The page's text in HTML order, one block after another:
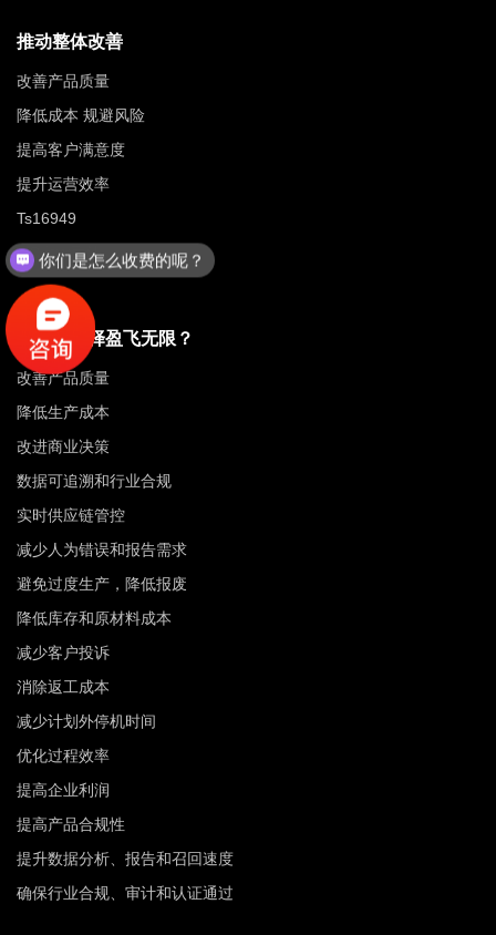
推动整体改善
改善产品质量
降低成本 规避风险
提高客户满意度
提升运营效率
Ts16949
QC七大手法
为什么选择盈飞无限？
改善产品质量
降低生产成本
改进商业决策
数据可追溯和行业合规
实时供应链管控
减少人为错误和报告需求
避免过度生产，降低报废
降低库存和原材料成本
减少客户投诉
消除返工成本
减少计划外停机时间
优化过程效率
提高企业利润
提高产品合规性
提升数据分析、报告和召回速度
确保行业合规、审计和认证通过
你们是怎么收费的呢？